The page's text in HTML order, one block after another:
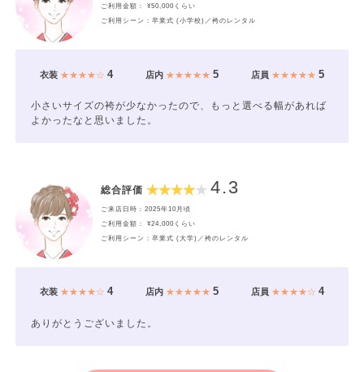
あなたにぴったりの、1着に出会えるはず！
気軽にご相談だけでもお立ち寄りください★★
ご利用金額： ¥50,000くらい
ご利用シーン：卒業式 (小学校)／袴のレンタル
衣装★★★★☆ 4 店内★★★★★ 5 店員 ★★★★★5
小さいサイズの袴が少なかったので、もっと選べる幅があれば
よかったなと思いました。
総合評価 4.3
ご来店日時：2025年10月頃
ご利用金額： ¥24,000くらい
ご利用シーン：卒業式 (大学)／袴のレンタル
衣装★★★★☆ 4 店内★★★★★ 5 店員 ★★★★☆4
ありがとうございました。